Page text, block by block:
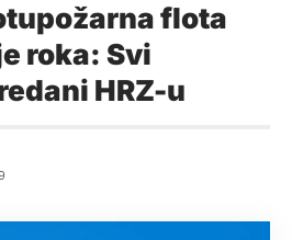
flota
roka: Svi
HRZ-u